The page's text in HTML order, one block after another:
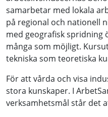
samarbetar med lokala
på regional och nationell
med geografisk spridning
många som möjligt.
tekniska som teoretiska
För att vårda och visa
stora kunskaper. I
verksamhetsmål står det